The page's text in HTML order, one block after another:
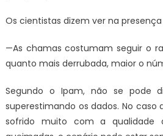
Os cientistas dizem ver na
—As chamas costumam seguir o
quanto mais derrubada, maior o
Segundo o Ipam, não se pode
superestimando os dados. No caso
sofrido muito com a